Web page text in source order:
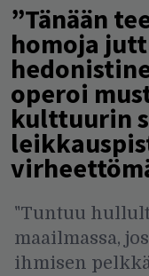
”Tänään
homoja
operoi
kulttuurin
"Tuntuu
maailmassa,
ihmisen